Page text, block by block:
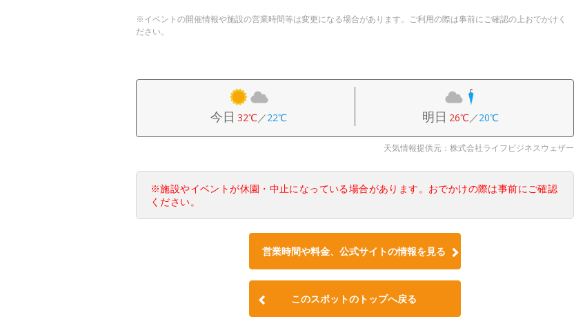
※イベントの開催情報や施設の営業時間等は変更になる場合があります。ご利用の際は事前にご確認の上おでかけく
ださい。
今日 32℃／22℃ 明日 26℃／20℃
天気情報提供元：株式会社ライフビジネスウェザー
※施設やイベントが休園・中止になっている場合があります。おでかけの際は事前にご確認
ください。
営業時間や料金、公式サイトの情報を見る
このスポットのトップへ戻る